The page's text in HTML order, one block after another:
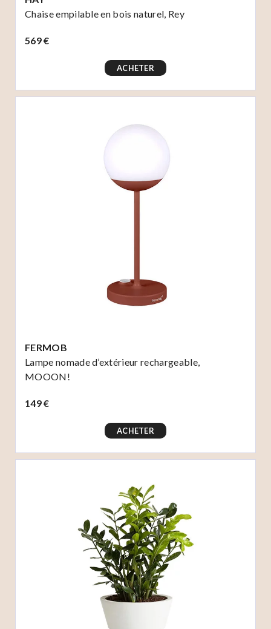
Chaise empilable en bois naturel, Rey
569 €
ACHETER
FERMOB
Lampe nomade d’extérieur rechargeable,
MOOON!
149 €
ACHETER